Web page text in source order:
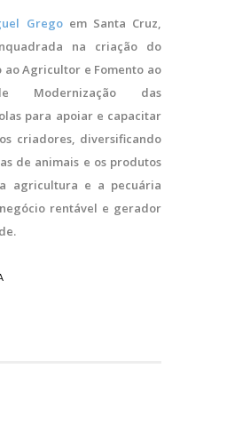
Gregoem Santa Cruz,
na criação do
ao Agricultor e Fomento ao
Modernização das
para apoiar e capacitar
criadores, diversificando
de animais e os produtos
agricultura e a pecuária
rentável e gerador